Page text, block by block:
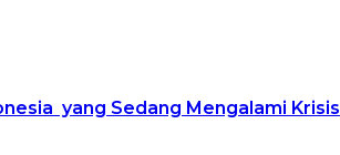
yang Sedang Mengalami Krisis